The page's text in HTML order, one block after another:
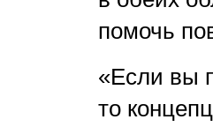
помочь
«Если вы
то